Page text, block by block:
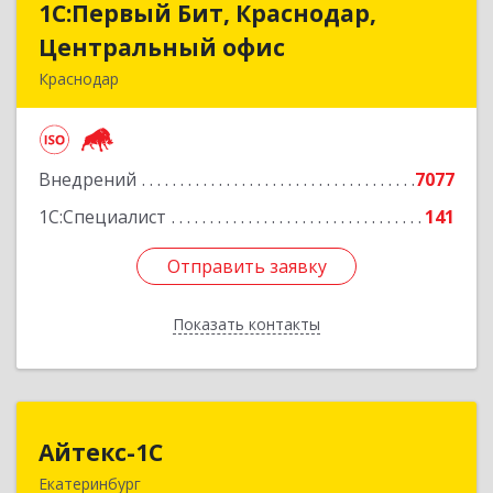
1С:Первый Бит, Краснодар,
Центральный офис
Краснодар
Внедрений
7077
1С:Специалист
141
Отправить заявку
Показать контакты
1С:Первый Бит, Краснодар,
Центральный офис
Монтажников ул, дом № 1/4, пом.3-12,14
Подробнее
Отправить заявку
Назад
Айтекс-1С
Екатеринбург
620041, Свердловская обл, Екатеринбург г,